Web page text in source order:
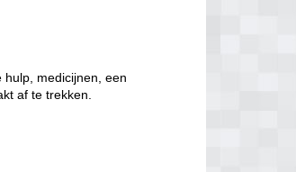
medicijnen, een
af te trekken.